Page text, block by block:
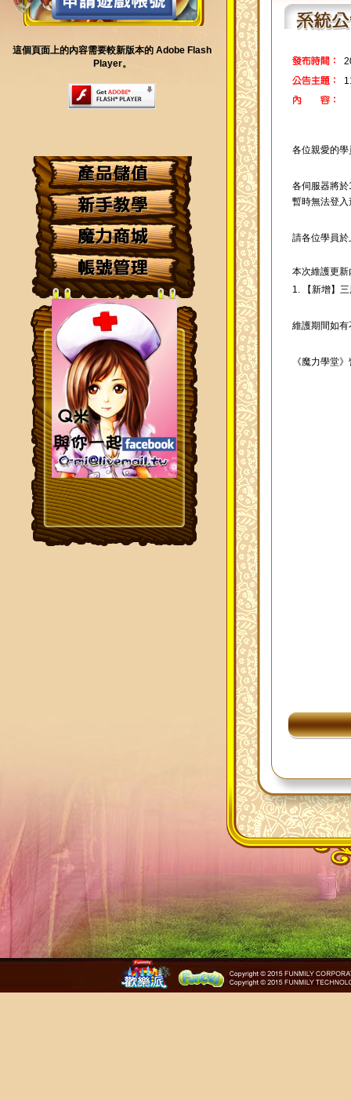
這個頁面上的內容需要較新版本的 Adobe Flash
Player。
各位親愛的學
各伺服器將
暫時無法登入
請各位學員
本次維護更新
1. 【新增】
維護期間如
《魔力學堂